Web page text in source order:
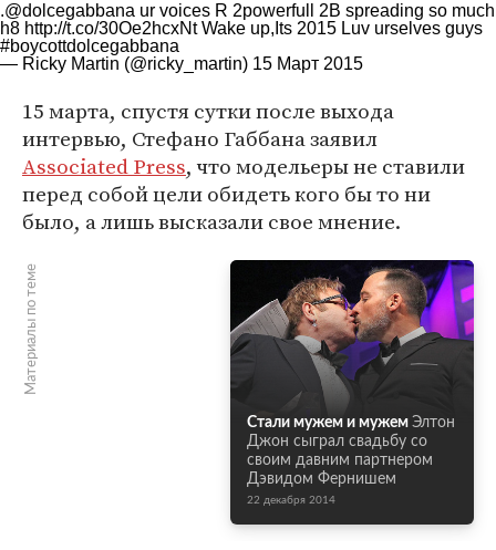
.@dolcegabbana ur voices R 2powerfull 2B spreading so much
h8 http://t.co/30Oe2hcxNtWake up,Its 2015 Luv urselves guys
#boycottdolcegabbana
— Ricky Martin (@ricky_martin) 15 Март 2015
15 марта, спустя сутки после выхода
интервью, Стефано Габбана заявил
Associated Press, что модельеры не ставили
перед собой цели обидеть кого бы то ни
было, а лишь высказали свое мнение.
Материалы по теме
Стали мужем и мужем Элтон
Джон сыграл свадьбу со
своим давним партнером
Дэвидом Фернишем
22 декабря 2014